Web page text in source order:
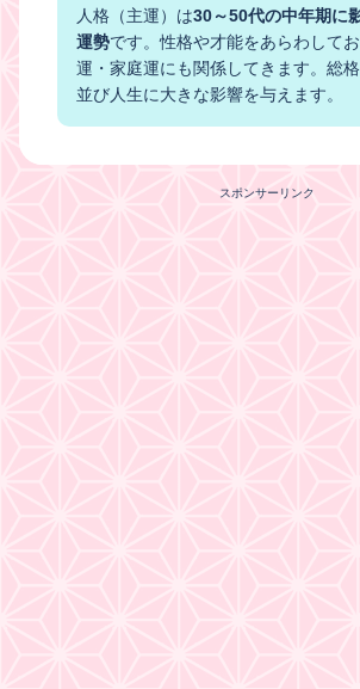
人格（主運）は30～50代の中年期に
運勢です。性格や才能をあらわして
運・家庭運にも関係してきます。総
並び人生に大きな影響を与えます。
スポンサーリンク